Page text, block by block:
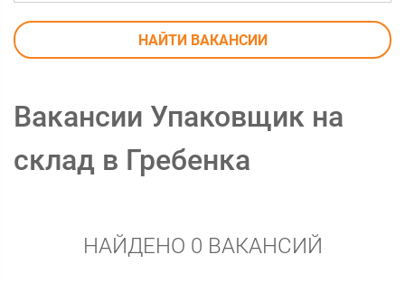
НАЙТИ ВАКАНСИИ
Вакансии Упаковщик на
склад в Гребенка
НАЙДЕНО 0 ВАКАНСИЙ